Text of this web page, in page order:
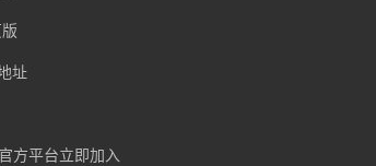
址
方平台立即加入